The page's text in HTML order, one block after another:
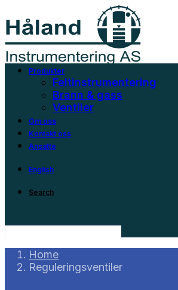
Produkter
Feltinstrumentering
Brann & gass
Ventiler
Om oss
Kontakt oss
Ansatte
English
Search
Home
Reguleringsventiler